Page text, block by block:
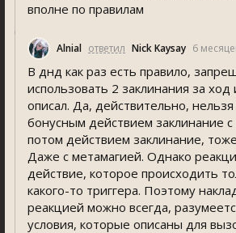
вполне по правилам
Alnial ответил Nick Kaysay 6
В днд как раз есть правило,
использовать 2 заклинания за ход
описал. Да, действительно,
бонусным действием заклинание с
потом действием заклинание,
Даже с метамагией. Однако
действие, которое происходить
какого-то триггера. Поэтому
реакцией можно всегда,
условия, которые описаны для